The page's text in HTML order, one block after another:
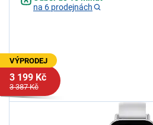
na 6 prodejnách
VÝPRODEJ
3 199 Kč
3 387 Kč